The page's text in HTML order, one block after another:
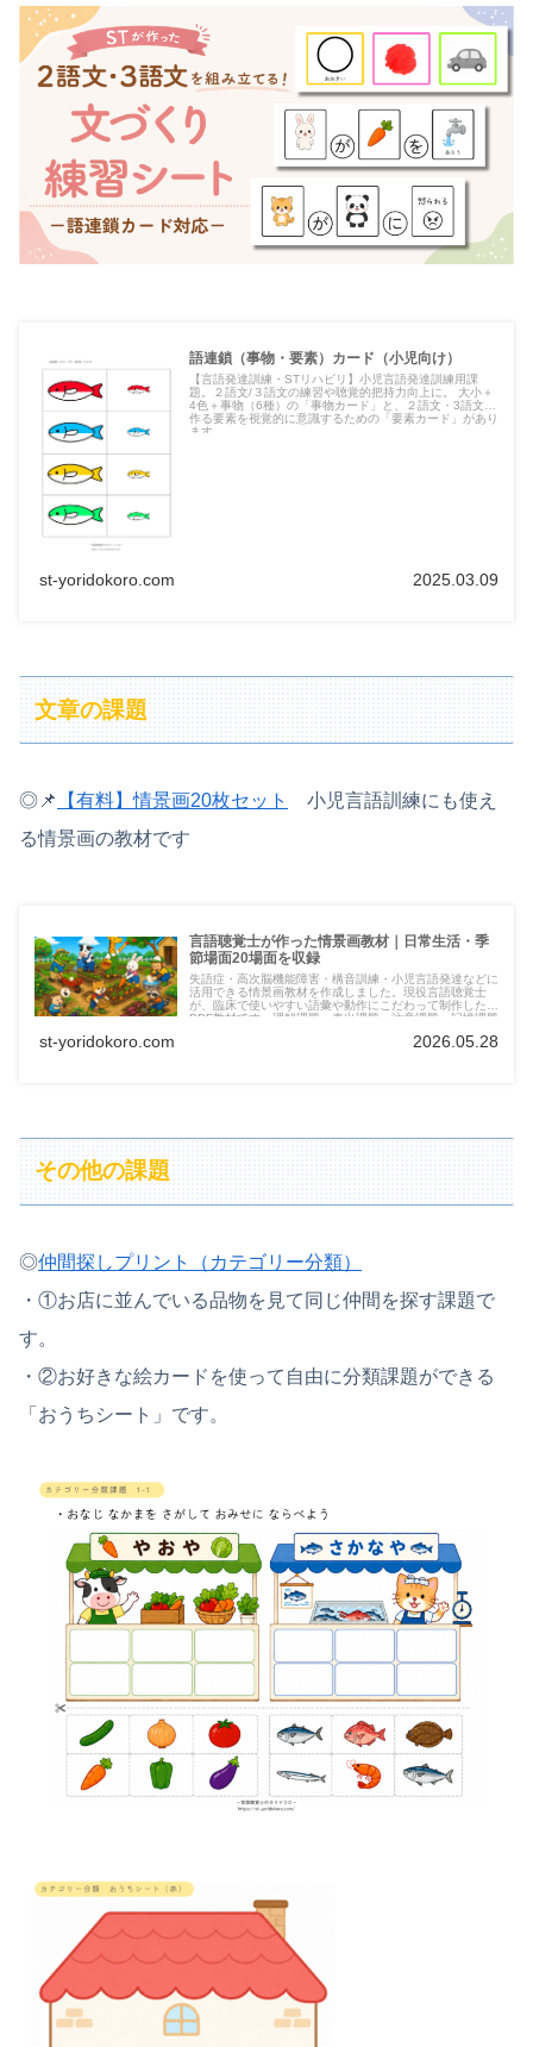
語連鎖（事物・要素）カード（小児向け）
【言語発達訓練・STリハビリ】小児言語発達訓練用課
題。２語文/３語文の練習や聴覚的把持力向上に。 大小＋
4色＋事物（6種）の「事物カード」と、２語文・3語文を
作る要素を視覚的に意識するための「要素カード」があり
ます。
st-yoridokoro.com 2025.03.09
文章の課題
◎📌 【有料】情景画20枚セット
小児言語訓練にも使え
る情景画の教材です
言語聴覚士が作った情景画教材｜日常生活・季
節場面20場面を収録
失語症・高次脳機能障害・構音訓練・小児言語発達などに
活用できる情景画教材を作成しました。現役言語聴覚士
が、臨床で使いやすい語彙や動作にこだわって制作した
PDF教材です。理解課題・表出課題・注意課題・記憶課題
st-yoridokoro.com 2026.05.28
その他の課題
◎仲間探しプリント（カテゴリー分類）
・①お店に並んでいる品物を見て同じ仲間を探す課題で
す。
・②お好きな絵カードを使って自由に分類課題ができる
「おうちシート」です。